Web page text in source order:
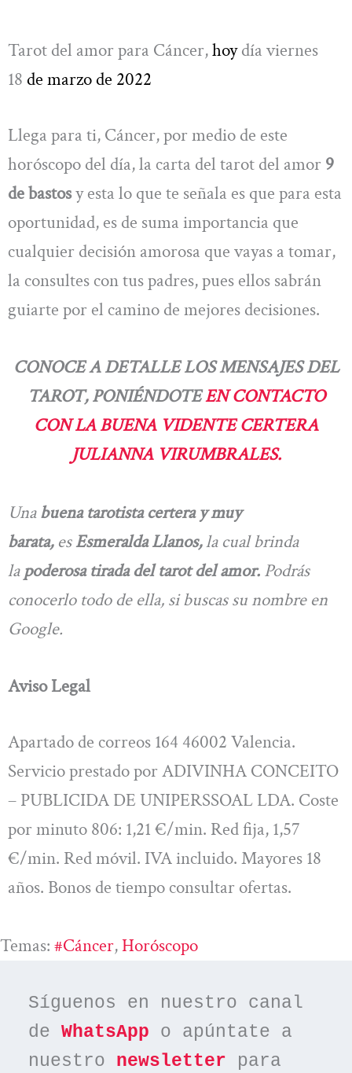
Tarot del amor para Cáncer,hoydía viernes
18 de marzode 2022
Llega para ti, Cáncer, por medio de este
horóscopo del día, la carta del tarot del amor 9
de bastosy esta lo que te señala es que para esta
oportunidad, es de suma importancia que
cualquier decisión amorosa que vayas a tomar,
la consultes con tus padres, pues ellos sabrán
guiarte por el camino de mejores decisiones.
CONOCE A DETALLE LOS MENSAJES DEL
TAROT, PONIÉNDOTEEN CONTACTO
CON LA BUENA VIDENTE CERTERA
JULIANNA VIRUMBRALES.
Unabuena tarotista certera y muy
barata, esEsmeralda Llanos,la cual brinda
lapoderosa tirada del tarot del amor. Podrás
conocerlo todo de ella, si buscas su nombre en
Google.
Aviso Legal
Apartado de correos 164 46002 Valencia.
Servicio prestado por ADIVINHA CONCEITO
– PUBLICIDA DE UNIPERSSOAL LDA. Coste
por minuto 806: 1,21 €/min. Red fija, 1,57
€/min. Red móvil. IVA incluido. Mayores 18
años. Bonos de tiempo consultar ofertas.
Temas: #cáncer, Horóscopo
Síguenos en nuestro canal
de WhatsApp o apúntate a
nuestro newsletter para